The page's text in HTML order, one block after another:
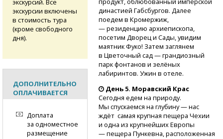
династией Габсбургов. Далее
поедем в Кромержиж,
— резиденцию архиепископа,
посетим Дворец и Сады, увидим
маятник Фуко! Затем заглянем
в Цветочный сад — грандиозный
парк фонтанов и зелёных
лабиринтов. Ужин в отеле.
День 5. Моравский Крас
Сегодня едем на природу.
Мы спускаемся на глубину — нас
ждёт самая крупная пещера Чехии
и одна из крупнейших Европы
— пещера Пункевна, расположенная
экскурсий. Все
экскурсии включены
в стоимость тура
(кроме свободного
дня).
ДОПОЛНИТЕЛЬНО
ОПЛАЧИВАЕТСЯ
Доплата
за одноместное
размещение